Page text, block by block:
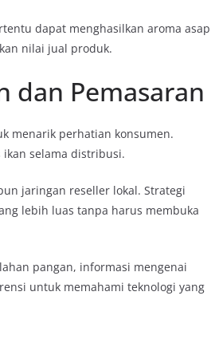
dapat menghasilkan aroma asap
nilai jual produk.
dan Pemasaran
menarik perhatian konsumen.
selama distribusi.
jaringan reseller lokal. Strategi
lebih luas tanpa harus membuka
pangan, informasi mengenai
untuk memahami teknologi yang